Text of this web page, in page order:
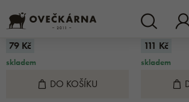
99 Kč
Cena s kódem: EXTRA
79 Kč
skladem
DO KOŠÍKU
139 Kč
Cena s kódem:
111 Kč
skladem